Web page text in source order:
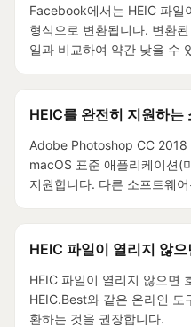
Facebook에서는 HEIC 파일
형식으로 변환됩니다. 변환
일과 비교하여 약간 낮을 수
HEIC를 완전히 지원하는
Adobe Photoshop CC
macOS 표준 애플리케이션(
지원합니다. 다른 소프트웨
HEIC 파일이 열리지 않
HEIC 파일이 열리지 않으면
HEIC.Best와 같은 온라인 도
환하는 것을 권장합니다.